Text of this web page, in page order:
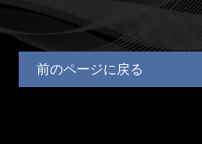
前のページに戻る